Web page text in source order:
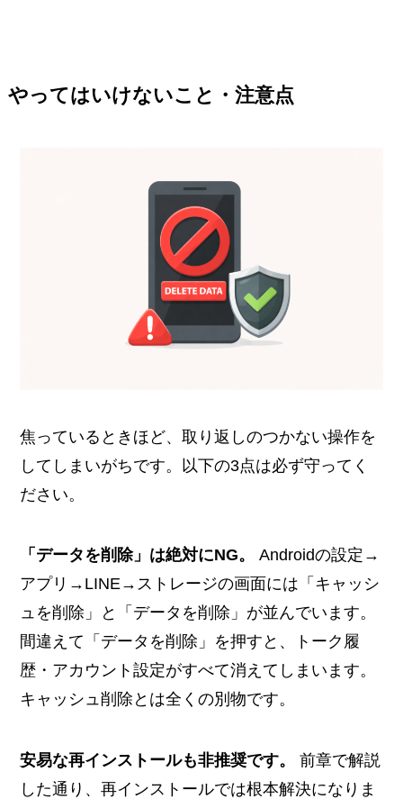
やってはいけないこと・注意点
焦っているときほど、取り返しのつかない操作を
してしまいがちです。以下の3点は必ず守ってく
ださい。
「データを削除」は絶対にNG。
Androidの設定→
アプリ→LINE→ストレージの画面には「キャッシ
ュを削除」と「データを削除」が並んでいます。
間違えて「データを削除」を押すと、トーク履
歴・アカウント設定がすべて消えてしまいます。
キャッシュ削除とは全くの別物です。
安易な再インストールも非推奨です。
前章で解説
した通り、再インストールでは根本解決になりま